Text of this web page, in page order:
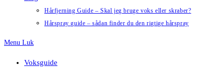
Hårfjerning Guide – Skal jeg bruge voks eller skraber?
Hårspray guide – sådan finder du den rigtige hårspray
Menu Luk
Voksguide